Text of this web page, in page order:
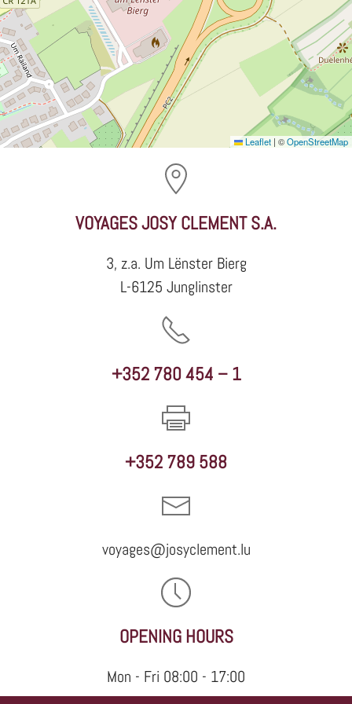
Leaflet | ©OpenStreetMap
VOYAGES JOSY CLEMENT S.A.
3, z.a. Um Lënster Bierg
L-6125 Junglinster
+352 780 454 – 1
+352 789 588
voyages@josyclement.lu
OPENING HOURS
Mon - Fri 08:00 - 17:00